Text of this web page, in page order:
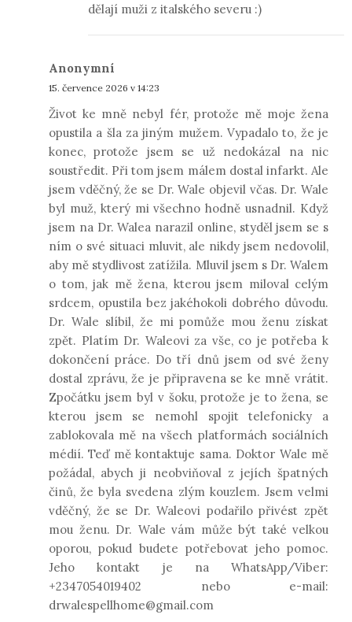
dělají muži z italského severu :)
Anonymní
15. července 2026 v 14:23
Život ke mně nebyl fér, protože mě moje žena
opustila a šla za jiným mužem. Vypadalo to, že je
konec, protože jsem se už nedokázal na nic
soustředit. Při tom jsem málem dostal infarkt. Ale
jsem vděčný, že se Dr. Wale objevil včas. Dr. Wale
byl muž, který mi všechno hodně usnadnil. Když
jsem na Dr. Walea narazil online, styděl jsem se s
ním o své situaci mluvit, ale nikdy jsem nedovolil,
aby mě stydlivost zatížila. Mluvil jsem s Dr. Walem
o tom, jak mě žena, kterou jsem miloval celým
srdcem, opustila bez jakéhokoli dobrého důvodu.
Dr. Wale slíbil, že mi pomůže mou ženu získat
zpět. Platím Dr. Waleovi za vše, co je potřeba k
dokončení práce. Do tří dnů jsem od své ženy
dostal zprávu, že je připravena se ke mně vrátit.
Zpočátku jsem byl v šoku, protože je to žena, se
kterou jsem se nemohl spojit telefonicky a
zablokovala mě na všech platformách sociálních
médií. Teď mě kontaktuje sama. Doktor Wale mě
požádal, abych ji neobviňoval z jejích špatných
činů, že byla svedena zlým kouzlem. Jsem velmi
vděčný, že se Dr. Waleovi podařilo přivést zpět
mou ženu. Dr. Wale vám může být také velkou
oporou, pokud budete potřebovat jeho pomoc.
Jeho kontakt je na WhatsApp/Viber:
+2347054019402 nebo e-mail:
drwalespellhome@gmail.com